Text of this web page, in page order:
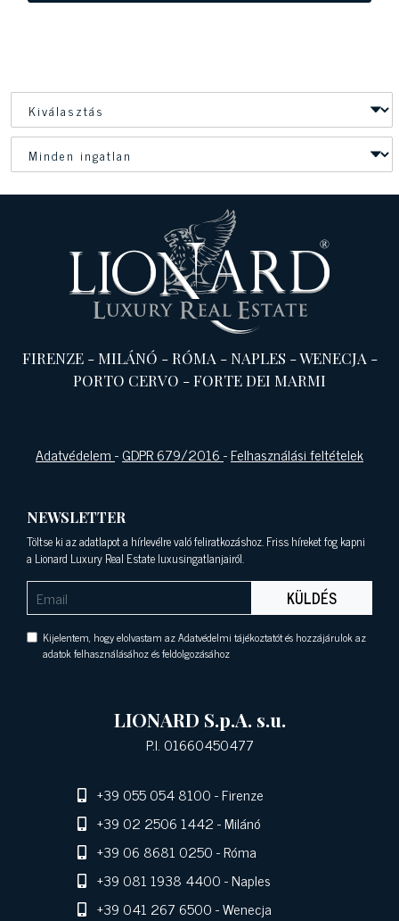
FIRENZE-MILÁNÓ -RÓMA -NAPLES -WENECJA -
PORTO CERVO -FORTE DEI MARMI
Adatvédelem-GDPR 679/2016-Felhasználási feltételek
NEWSLETTER
Töltse ki az adatlapot a hírlevélre való feliratkozáshoz. Friss híreket fog kapni
a Lionard Luxury Real Estate luxusingatlanjairól.
KÜLDÉS
Kijelentem, hogy elolvastam az Adatvédelmi tájékoztatót és hozzájárulok az
adatok felhasználásához és feldolgozásához
LIONARD S.p.A. s.u.
P.I. 01660450477
+39 055 054 8100- Firenze
+39 02 2506 1442- Milánó
+39 06 8681 0250- Róma
+39 081 1938 4400- Naples
+39 041 267 6500- Wenecja